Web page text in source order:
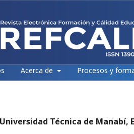
Acerca de Procesos y
Técnica de Manabí,